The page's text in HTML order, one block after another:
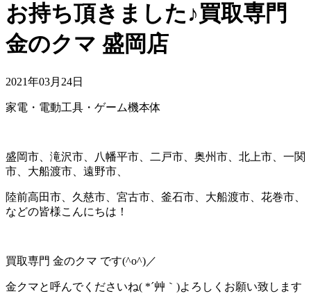
お持ち頂きました♪買取専門
金のクマ 盛岡店
2021年03月24日
家電・電動工具・ゲーム機本体
盛岡市、滝沢市、八幡平市、二戸市、奥州市、北上市、一関
市、大船渡市、遠野市、
陸前高田市、久慈市、宮古市、釜石市、大船渡市、花巻市、
などの皆様こんにちは！
買取専門 金のクマ です(^o^)／
金クマと呼んでくださいね( *´艸｀)よろしくお願い致します